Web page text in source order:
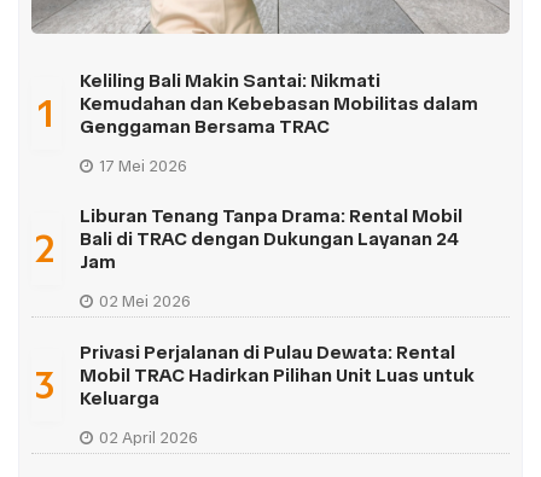
1
Keliling Bali Makin Santai: Nikmati
Kemudahan dan Kebebasan Mobilitas dalam
Genggaman Bersama TRAC
17 Mei 2026
2
Liburan Tenang Tanpa Drama: Rental Mobil
Bali di TRAC dengan Dukungan Layanan 24
Jam
02 Mei 2026
3
Privasi Perjalanan di Pulau Dewata: Rental
Mobil TRAC Hadirkan Pilihan Unit Luas untuk
Keluarga
02 April 2026